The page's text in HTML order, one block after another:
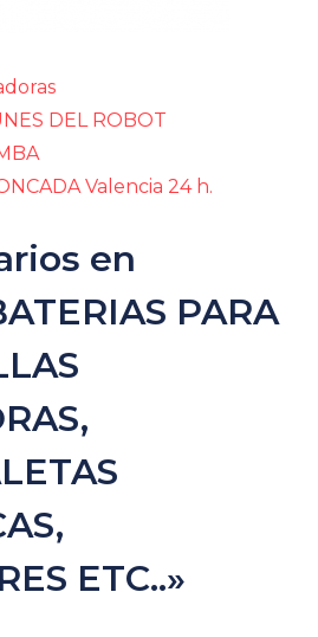
DEL ROBOT
Valencia 24 h.
en
PARA
ETC..»